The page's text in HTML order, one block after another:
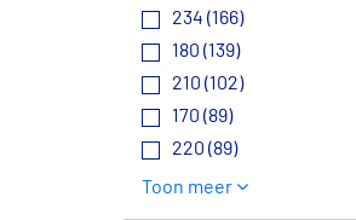
234 (166)
180 (139)
210 (102)
170 (89)
220 (89)
Toon meer